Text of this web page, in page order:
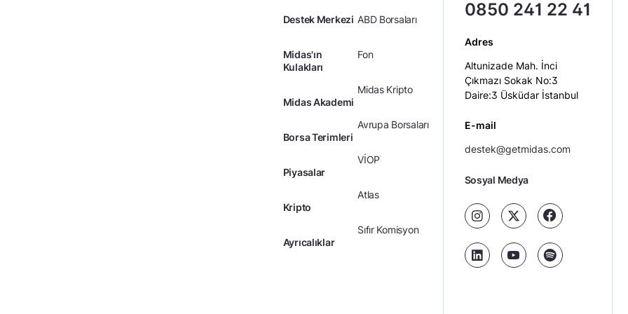
Destek Merkezi
Midas'ın
Kulakları
Midas Akademi
Borsa Terimleri
Piyasalar
Kripto
Ayrıcalıklar
ABD Borsaları
Fon
Midas Kripto
Avrupa Borsaları
VİOP
Atlas
Sıfır Komisyon
0850 241 22 41
Adres
Altunizade Mah. İnci
Çıkmazı Sokak No:3
Daire:3 Üsküdar İstanbul
E-mail
destek@getmidas.com
Sosyal Medya